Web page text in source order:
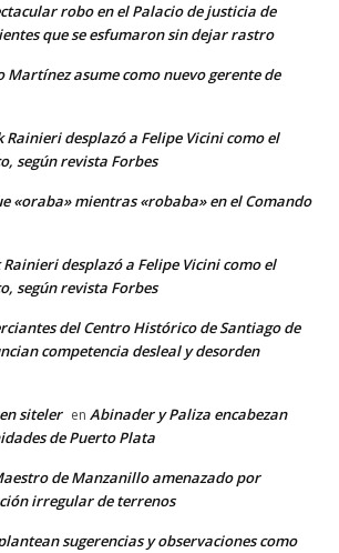
robo en el Palacio de justicia de
que se esfumaron sin dejar rastro
Martínez asume como nuevo gerente de
Rainieri desplazó a Felipe Vicini como el
según revista Forbes
«oraba» mientras «robaba» en el Comando
Rainieri desplazó a Felipe Vicini como el
según revista Forbes
del Centro Histórico de Santiago de
competencia desleal y desorden
siteler en Abinader y Paliza encabezan
de Puerto Plata
de Manzanillo amenazado por
irregular de terrenos
sugerencias y observaciones como